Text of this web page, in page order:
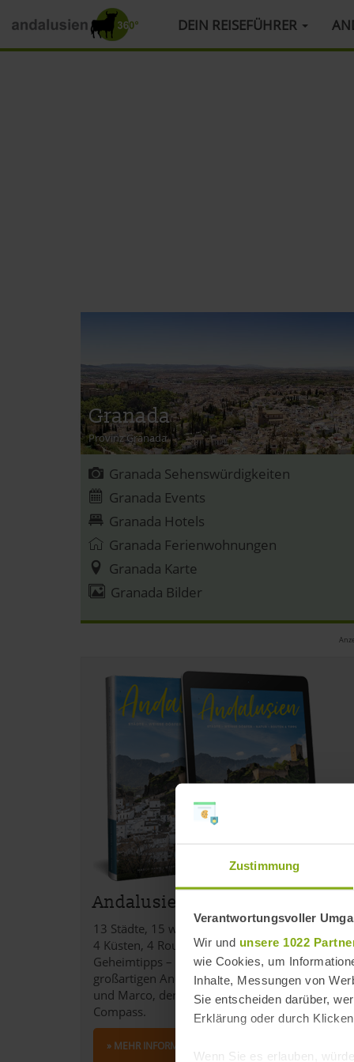
Zustimmung
Verantwortungsvoller
Wir und unsere 1022
wie Cookies, um
Inhalte, Messungen von
Sie entscheiden darüber,
Erklärung oder durch
Wenn Sie es erlauben,
HAUPTMENÜ DEIN REISEFÜHRER
Granada
Provinz Granada
Granada Sehenswürdigkeiten
Granada Events
Granada Hotels
Granada Ferienwohnungen
Granada Karte
Granada Bilder
Andalusien Reiseführer
13 Städte, 15 weiße Dörfer, 9 Natur-Highlights,
4 Küsten, 4 Routen und jede Menge echte
Geheimtipps – das alles findest du im
großartigen Andalusien Reiseführer von Sara
und Marco, den beiden Gründern von Love and
Compass.
» MEHR INFORMATIONEN